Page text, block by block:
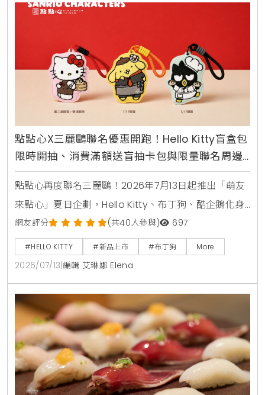
點點心X三麗鷗聯名優惠開跑！Hello Kitty盲盒包
限時開抽、消費滿額送盲抽卡包與限量聯名周邊
攻略
點點心再度聯名三麗鷗！2026年7月13日起推出「萌友
來點心」夏日企劃，Hello Kitty、布丁狗、酷企鵝化身
店長與主廚進駐全台點點心，推出首創美食盲盒豬仔
包、蘋果派西多士等11款限定港點，還有全台8間加碼打
卡門市與MagSafe磁吸手機支架、電繡皮革卡套等限
量周邊等你搶購。
網友評分 (共40人參與) 697
#HELLO KITTY #新品上市 #布丁狗 More
2026/07/13 編輯 艾琳娜 Elena